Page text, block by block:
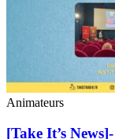
Animateurs
[Take It’s